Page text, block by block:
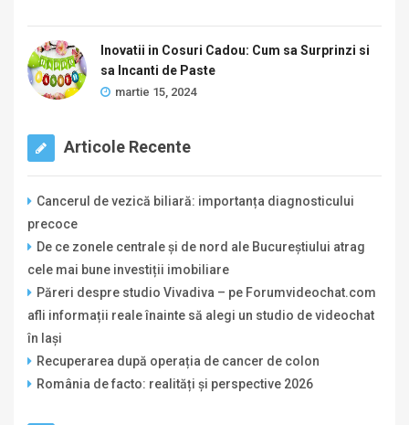
Inovatii in Cosuri Cadou: Cum sa Surprinzi si
sa Incanti de Paste
martie 15, 2024
Articole Recente
Cancerul de vezică biliară: importanța diagnosticului
precoce
De ce zonele centrale și de nord ale Bucureștiului atrag
cele mai bune investiții imobiliare
Păreri despre studio Vivadiva – pe Forumvideochat.com
afli informații reale înainte să alegi un studio de videochat
în Iași
Recuperarea după operația de cancer de colon
România de facto: realități și perspective 2026